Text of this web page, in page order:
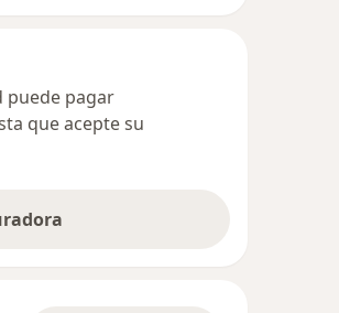
puede pagar
que acepte su